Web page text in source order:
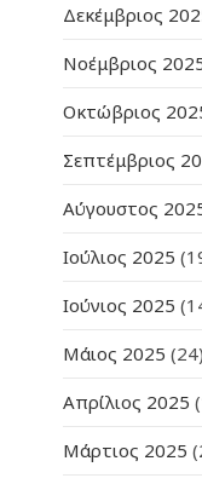
Δεκέμβριος
Νοέμβριος
Οκτώβριος
Σεπτέμβριος
Αύγουστος
Ιούλιος 2025
Ιούνιος 2025
Μάιος 2025 (24)
Απρίλιος 2025
Μάρτιος 2025